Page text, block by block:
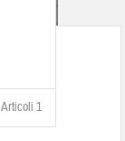
Articoli 1